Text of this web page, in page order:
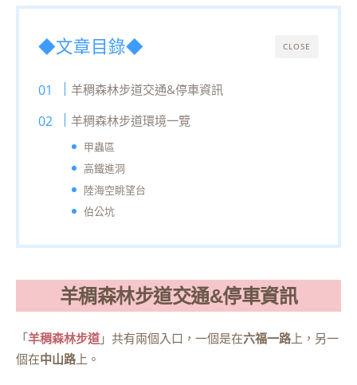
CLOSE
◆文章目錄◆
羊稠森林步道交通&停車資訊
羊稠森林步道環境一覽
甲蟲區
高鐵進洞
陸海空眺望台
伯公坑
羊稠森林步道交通&停車資訊
「羊稠森林步道 」共有兩個入口，一個是在六福一路上，另一
個在中山路上。